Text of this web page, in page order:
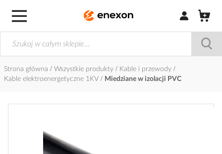
Zaloguj się /
Strona główna Wszystkie produkty
Kable i przewody
Kable elektroenergetyczne 1KV
Miedziane w izolacji PVC